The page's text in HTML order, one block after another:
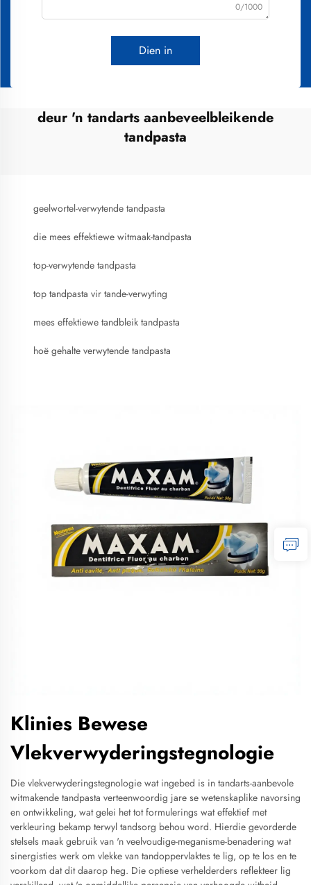
0/1000
Dien in
deur 'n tandarts aanbeveelbleikende
tandpasta
geelwortel-verwytende tandpasta
die mees effektiewe witmaak-tandpasta
top-verwytende tandpasta
top tandpasta vir tande-verwyting
mees effektiewe tandbleik tandpasta
hoë gehalte verwytende tandpasta
Klinies Bewese
Vlekverwyderingstegnologie
Die vlekverwyderingstegnologie wat ingebed is in tandarts-aanbevole
witmakende tandpasta verteenwoordig jare se wetenskaplike navorsing
en ontwikkeling, wat gelei het tot formulerings wat effektief met
verkleuring bekamp terwyl tandsorg behou word. Hierdie gevorderde
stelsels maak gebruik van 'n veelvoudige-meganisme-benadering wat
sinergisties werk om vlekke van tandoppervlaktes te lig, op te los en te
voorkom dat dit daarop heg. Die optiese verhelderders reflekteer lig